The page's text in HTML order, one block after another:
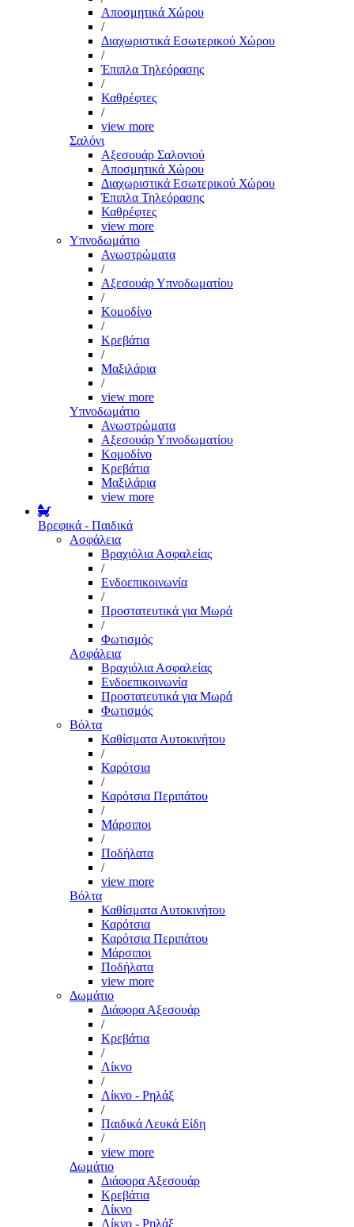
Αποσμητικά Χώρου
/
Διαχωριστικά Εσωτερικού Χώρου
/
Έπιπλα Τηλεόρασης
/
Καθρέφτες
/
view more
Σαλόνι
Αξεσουάρ Σαλονιού
Αποσμητικά Χώρου
Διαχωριστικά Εσωτερικού Χώρου
Έπιπλα Τηλεόρασης
Καθρέφτες
view more
Υπνοδωμάτιο
Ανωστρώματα
/
Αξεσουάρ Υπνοδωματίου
/
Κομοδίνο
/
Κρεβάτια
/
Μαξιλάρια
/
view more
Υπνοδωμάτιο
Ανωστρώματα
Αξεσουάρ Υπνοδωματίου
Κομοδίνο
Κρεβάτια
Μαξιλάρια
view more
Βρεφικά - Παιδικά
Ασφάλεια
Βραχιόλια Ασφαλείας
/
Ενδοεπικοινωνία
/
Προστατευτικά για Μωρά
/
Φωτισμός
Ασφάλεια
Βραχιόλια Ασφαλείας
Ενδοεπικοινωνία
Προστατευτικά για Μωρά
Φωτισμός
Βόλτα
Καθίσματα Αυτοκινήτου
/
Καρότσια
/
Καρότσια Περιπάτου
/
Μάρσιποι
/
Ποδήλατα
/
view more
Βόλτα
Καθίσματα Αυτοκινήτου
Καρότσια
Καρότσια Περιπάτου
Μάρσιποι
Ποδήλατα
view more
Δωμάτιο
Διάφορα Αξεσουάρ
/
Κρεβάτια
/
Λίκνο
/
Λίκνο - Ρηλάξ
/
Παιδικά Λευκά Είδη
/
view more
Δωμάτιο
Διάφορα Αξεσουάρ
Κρεβάτια
Λίκνο
Λίκνο - Ρηλάξ